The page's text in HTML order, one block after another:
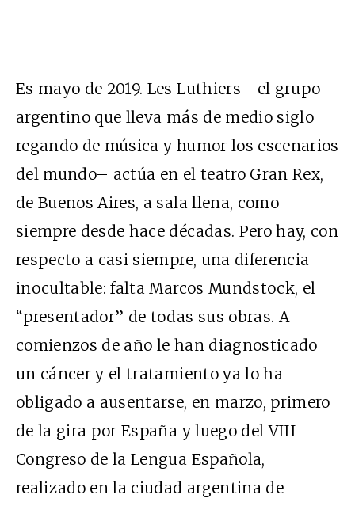
Es mayo de 2019. Les Luthiers –el grupo
argentino que lleva más de medio siglo
regando de música y humor los escenarios
del mundo– actúa en el teatro Gran Rex,
de Buenos Aires, a sala llena, como
siempre desde hace décadas. Pero hay, con
respecto a casi siempre, una diferencia
inocultable: falta Marcos Mundstock, el
“presentador” de todas sus obras. A
comienzos de año le han diagnosticado
un cáncer y el tratamiento ya lo ha
obligado a ausentarse, en marzo, primero
de la gira por España y luego del VIII
Congreso de la Lengua Española,
realizado en la ciudad argentina de